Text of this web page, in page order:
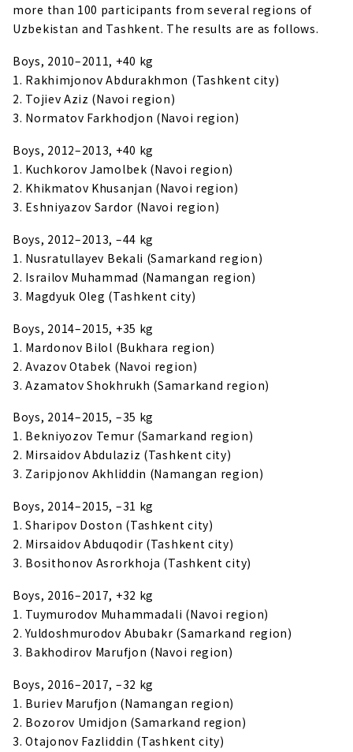
more than 100 participants from several regions of
Uzbekistan and Tashkent. The results are as follows.
Boys, 2010–2011, +40 kg
1. Rakhimjonov Abdurakhmon (Tashkent city)
2. Tojiev Aziz (Navoi region)
3. Normatov Farkhodjon (Navoi region)
Boys, 2012–2013, +40 kg
1. Kuchkorov Jamolbek (Navoi region)
2. Khikmatov Khusanjan (Navoi region)
3. Eshniyazov Sardor (Navoi region)
Boys, 2012–2013, –44 kg
1. Nusratullayev Bekali (Samarkand region)
2. Israilov Muhammad (Namangan region)
3. Magdyuk Oleg (Tashkent city)
Boys, 2014–2015, +35 kg
1. Mardonov Bilol (Bukhara region)
2. Avazov Otabek (Navoi region)
3. Azamatov Shokhrukh (Samarkand region)
Boys, 2014–2015, –35 kg
1. Bekniyozov Temur (Samarkand region)
2. Mirsaidov Abdulaziz (Tashkent city)
3. Zaripjonov Akhliddin (Namangan region)
Boys, 2014–2015, –31 kg
1. Sharipov Doston (Tashkent city)
2. Mirsaidov Abduqodir (Tashkent city)
3. Bosithonov Asrorkhoja (Tashkent city)
Boys, 2016–2017, +32 kg
1. Tuymurodov Muhammadali (Navoi region)
2. Yuldoshmurodov Abubakr (Samarkand region)
3. Bakhodirov Marufjon (Navoi region)
Boys, 2016–2017, –32 kg
1. Buriev Marufjon (Namangan region)
2. Bozorov Umidjon (Samarkand region)
3. Otajonov Fazliddin (Tashkent city)